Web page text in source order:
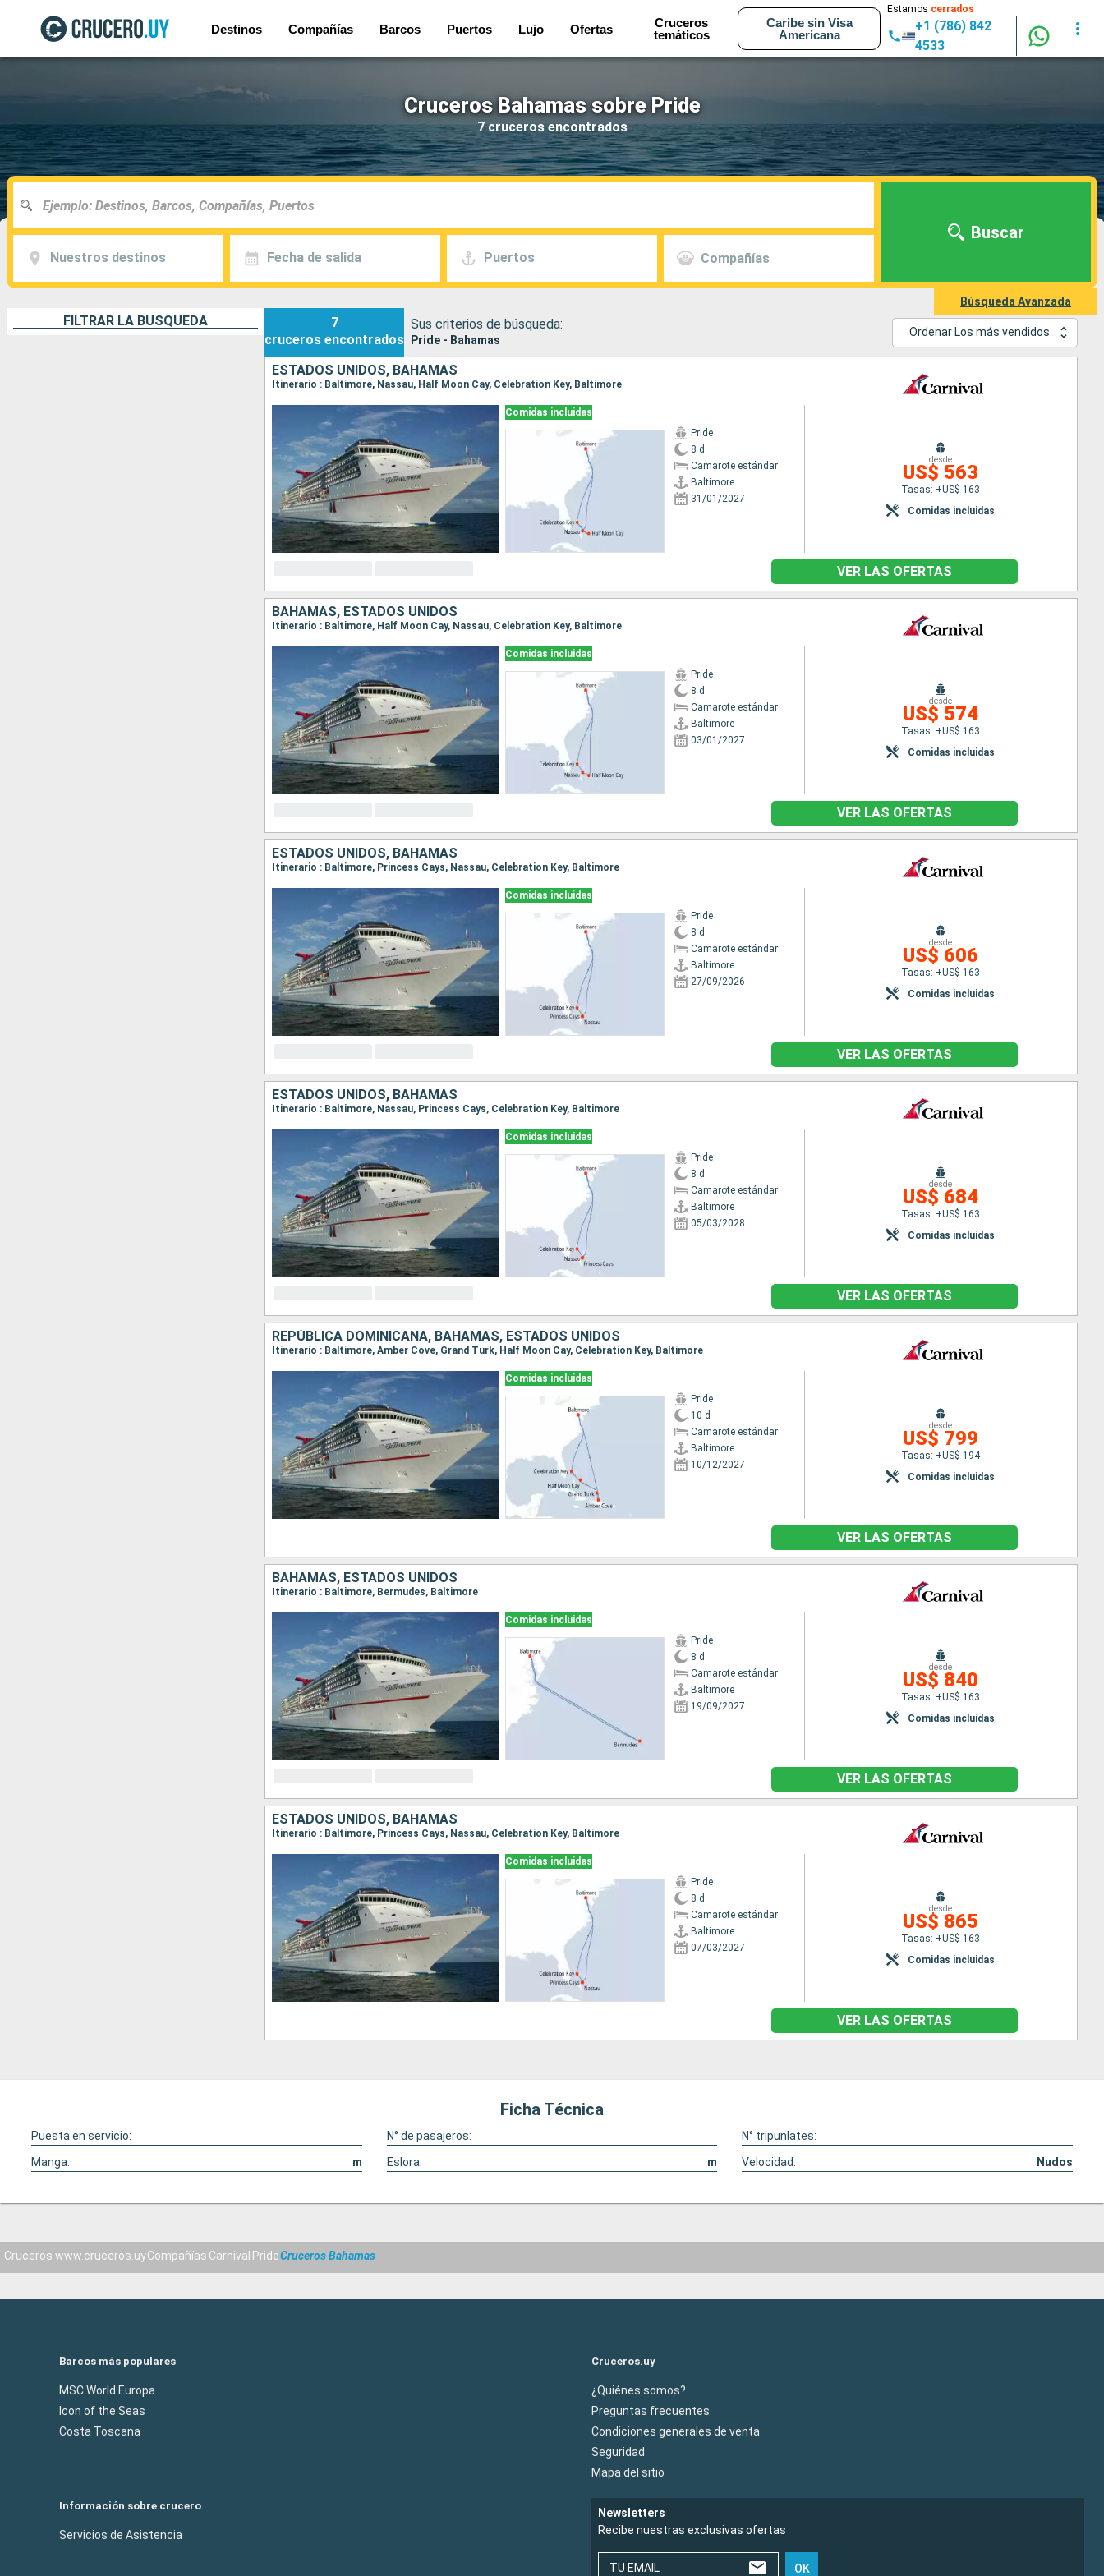
Destinos Compañías Barcos Puertos Lujo Ofertas
Cruceros
temáticos
Caribe sin Visa
Americana
Estamos cerrados
+1 (786) 842
4533
Cruceros Bahamas sobre Pride
7 cruceros encontrados
Nuestros destinos Fecha de salida Puertos Compañías
Buscar
Búsqueda Avanzada
FILTRAR LA BÚSQUEDA
7
cruceros encontrados
Sus criterios de búsqueda:
Pride - Bahamas
Ordenar Los más vendidos
ESTADOS UNIDOS, BAHAMAS
Itinerario : Baltimore, Nassau, Half Moon Cay, Celebration Key, Baltimore
Comidas incluidas
Pride
8 d
Camarote estándar
Baltimore
31/01/2027
desde
US$ 563
Tasas: +US$ 163
Comidas incluidas
VER LAS OFERTAS
BAHAMAS, ESTADOS UNIDOS
Itinerario : Baltimore, Half Moon Cay, Nassau, Celebration Key, Baltimore
Comidas incluidas
Pride
8 d
Camarote estándar
Baltimore
03/01/2027
desde
US$ 574
Tasas: +US$ 163
Comidas incluidas
VER LAS OFERTAS
ESTADOS UNIDOS, BAHAMAS
Itinerario : Baltimore, Princess Cays, Nassau, Celebration Key, Baltimore
Comidas incluidas
Pride
8 d
Camarote estándar
Baltimore
27/09/2026
desde
US$ 606
Tasas: +US$ 163
Comidas incluidas
VER LAS OFERTAS
ESTADOS UNIDOS, BAHAMAS
Itinerario : Baltimore, Nassau, Princess Cays, Celebration Key, Baltimore
Comidas incluidas
Pride
8 d
Camarote estándar
Baltimore
05/03/2028
desde
US$ 684
Tasas: +US$ 163
Comidas incluidas
VER LAS OFERTAS
REPÚBLICA DOMINICANA, BAHAMAS, ESTADOS UNIDOS
Itinerario : Baltimore, Amber Cove, Grand Turk, Half Moon Cay, Celebration Key, Baltimore
Comidas incluidas
Pride
10 d
Camarote estándar
Baltimore
10/12/2027
desde
US$ 799
Tasas: +US$ 194
Comidas incluidas
VER LAS OFERTAS
BAHAMAS, ESTADOS UNIDOS
Itinerario : Baltimore, Bermudes, Baltimore
Comidas incluidas
Pride
8 d
Camarote estándar
Baltimore
19/09/2027
desde
US$ 840
Tasas: +US$ 163
Comidas incluidas
VER LAS OFERTAS
ESTADOS UNIDOS, BAHAMAS
Itinerario : Baltimore, Princess Cays, Nassau, Celebration Key, Baltimore
Comidas incluidas
Pride
8 d
Camarote estándar
Baltimore
07/03/2027
desde
US$ 865
Tasas: +US$ 163
Comidas incluidas
VER LAS OFERTAS
Ficha Técnica
Puesta en servicio: N° de pasajeros:
N° tripunlates:
Manga:
m Eslora: m Velocidad: Nudos
Cruceros www.cruceros.uyCompañías Carnival PrideCruceros Bahamas
Barcos más populares
MSC World Europa
Icon of the Seas
Costa Toscana
Cruceros.uy
¿Quiénes somos?
Preguntas frecuentes
Condiciones generales de venta
Seguridad
Mapa del sitio
Información sobre crucero
Servicios de Asistencia
Newsletters
Recibe nuestras exclusivas ofertas
TU EMAIL OK